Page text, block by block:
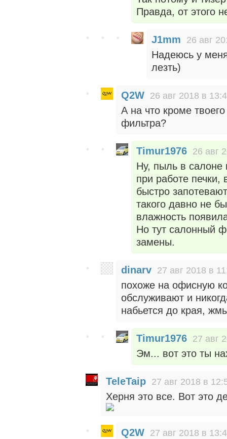
Правда, от этого
J1mm 26 авг
Надеюсь у
лезть)
Q2W 26 авг 2018 в
А на что кроме
фильтра?
Timur1976 26 авг
Ну, пыль в
при работе печки,
быстро
такого давно не
влажность
Но тут салонный
замены.
dinarv 27 авг 2018 в
похоже на офисную
обслуживают и
набьется до края,
Timur1976 27 авг
Эм... вот это ты
TeleTaip 27 авг 2018 в
Херня это все. Вот это
Q2W 27 авг 2018 в